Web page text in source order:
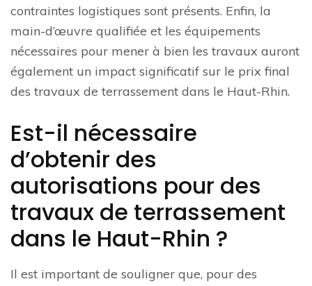
contraintes logistiques sont présents. Enfin, la
main-d’œuvre qualifiée et les équipements
nécessaires pour mener à bien les travaux auront
également un impact significatif sur le prix final
des travaux de terrassement dans le Haut-Rhin.
Est-il nécessaire
d’obtenir des
autorisations pour des
travaux de terrassement
dans le Haut-Rhin ?
Il est important de souligner que, pour des